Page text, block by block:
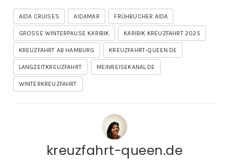
AIDA CRUISES AIDAMAR FRÜHBUCHER AIDA
GROSSE WINTERPAUSE KARIBIK KARIBIK KREUZFAHRT 2025
KREUZFAHRT AB HAMBURG KREUZFAHRT-QUEEN.DE
LANGZEITKREUZFAHRT MEINREISEKANAL.DE
WINTERKREUZFAHRT
kreuzfahrt-queen.de